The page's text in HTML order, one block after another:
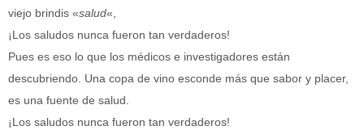
viejo brindis «salud«,
¡Los saludos nunca fueron tan verdaderos!
Pues es eso lo que los médicos e investigadores están
descubriendo. Una copa de vino esconde más que sabor y placer,
es una fuente de salud.
¡Los saludos nunca fueron tan verdaderos!